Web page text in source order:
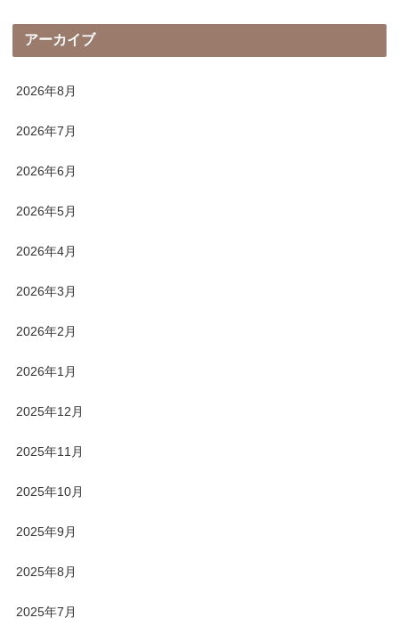
アーカイブ
2026年8月
2026年7月
2026年6月
2026年5月
2026年4月
2026年3月
2026年2月
2026年1月
2025年12月
2025年11月
2025年10月
2025年9月
2025年8月
2025年7月